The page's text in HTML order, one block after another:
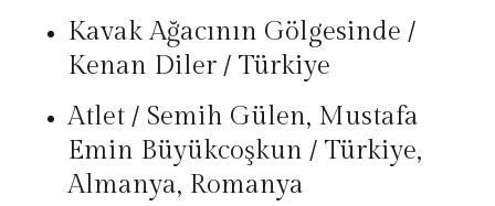
Kavak Ağacının Gölgesinde /
Kenan Diler / Türkiye
Atlet / Semih Gülen, Mustafa
Emin Büyükcoşkun / Türkiye,
Almanya, Romanya